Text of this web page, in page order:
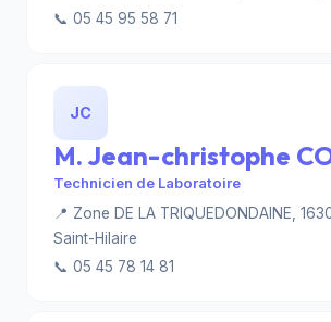
📞 05 45 95 58 71
JC
M. Jean-christophe
Technicien de Laboratoire
📍 Zone DE LA TRIQUEDONDAINE,
Saint-Hilaire
📞 05 45 78 14 81